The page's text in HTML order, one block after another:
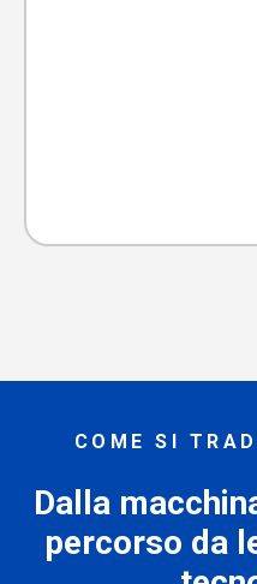
COME SI
Dalla
percorso da